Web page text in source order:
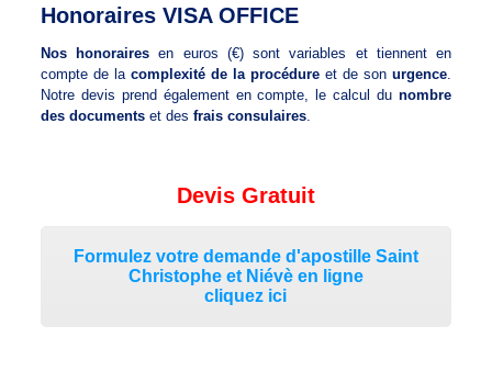
Honoraires VISA OFFICE
Nos honoraires en euros (€) sont variables et tiennent en
compte de la complexité de la procédure et de sonurgence.
Notre devis prend également en compte, le calcul dunombre
des documents et des frais consulaires.
Devis Gratuit
Formulez votre demande d'apostille Saint
Christophe et Niévè en ligne
cliquez ici